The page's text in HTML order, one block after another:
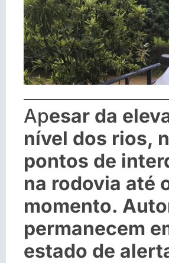
Apesar da
nível dos rios,
pontos de
na rodovia até
momento.
permanecem
estado de